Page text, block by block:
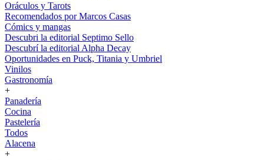
Oráculos y Tarots
Recomendados por Marcos Casas
Cómics y mangas
Descubri la editorial Septimo Sello
Descubrí la editorial Alpha Decay
Oportunidades en Puck, Titania y Umbriel
Vinilos
Gastronomía
+
Panadería
Cocina
Pastelería
Todos
Alacena
+